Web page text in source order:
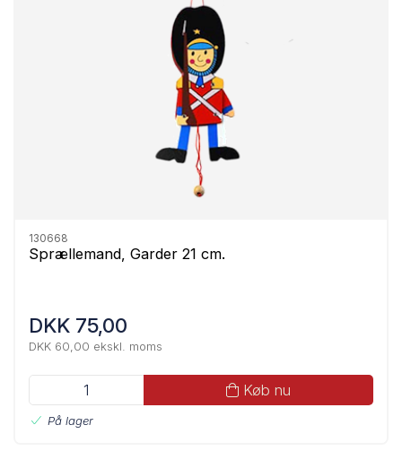
130668
Sprællemand, Garder 21 cm.
DKK 75,00
DKK 60,00 ekskl. moms
Køb nu
På lager